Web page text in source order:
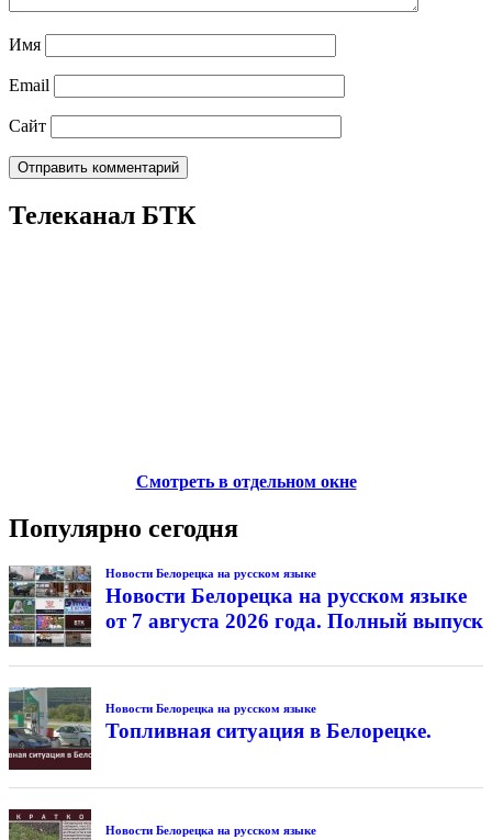
Имя
Email
Сайт
Телеканал БТК
Смотреть в отдельном окне
Популярно сегодня
Новости Белорецка на русском языке
Новости Белорецка на русском языке
от 7 августа 2026 года. Полный выпуск
Новости Белорецка на русском языке
Топливная ситуация в Белорецке.
Новости Белорецка на русском языке